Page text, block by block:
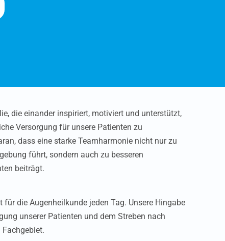
die einander inspiriert, motiviert und unterstützt,
Versorgung für unsere Patienten zu
dass eine starke Teamharmonie nicht nur zu
führt, sondern auch zu besseren
beiträgt.
die Augenheilkunde jeden Tag. Unsere Hingabe
unserer Patienten und dem Streben nach